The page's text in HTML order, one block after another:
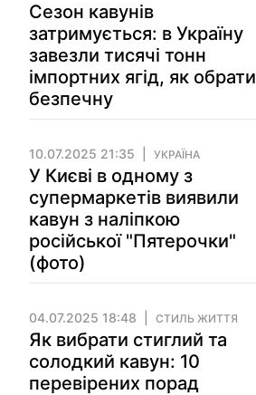
Сезон кавунів
затримується: в Україну
завезли тисячі тонн
імпортних ягід, як обрати
безпечну
10.07.2025 21:35 УКРАЇНА
У Києві в одному з
супермаркетів виявили
кавун з наліпкою
російської "Пятерочки"
(фото)
04.07.2025 18:48 СТИЛЬ ЖИТТЯ
Як вибрати стиглий та
солодкий кавун: 10
перевірених порад